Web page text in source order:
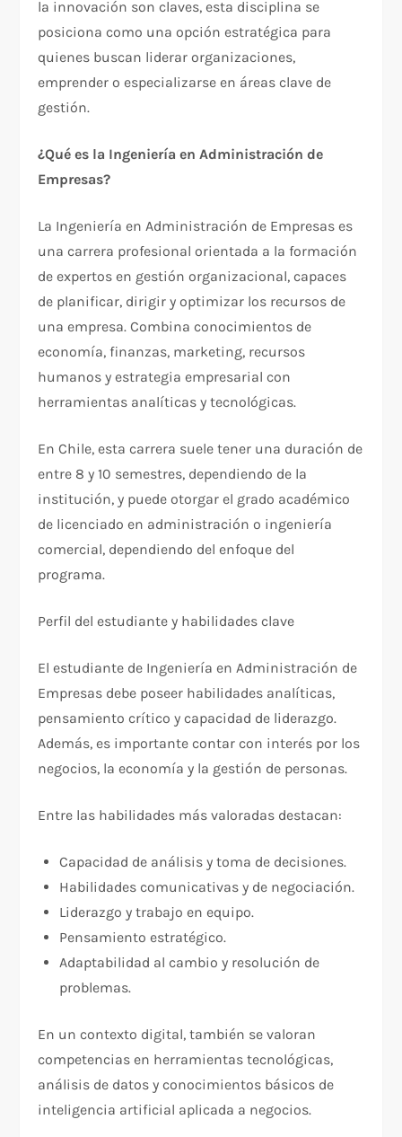
la innovación son claves, esta disciplina se
posiciona como una opción estratégica para
quienes buscan liderar organizaciones,
emprender o especializarse en áreas clave de
gestión.
¿Qué es la Ingeniería en Administración de
Empresas?
La Ingeniería en Administración de Empresas es
una carrera profesional orientada a la formación
de expertos en gestión organizacional, capaces
de planificar, dirigir y optimizar los recursos de
una empresa. Combina conocimientos de
economía, finanzas, marketing, recursos
humanos y estrategia empresarial con
herramientas analíticas y tecnológicas.
En Chile, esta carrera suele tener una duración de
entre 8 y 10 semestres, dependiendo de la
institución, y puede otorgar el grado académico
de licenciado en administración o ingeniería
comercial, dependiendo del enfoque del
programa.
Perfil del estudiante y habilidades clave
El estudiante de Ingeniería en Administración de
Empresas debe poseer habilidades analíticas,
pensamiento crítico y capacidad de liderazgo.
Además, es importante contar con interés por los
negocios, la economía y la gestión de personas.
Entre las habilidades más valoradas destacan:
Capacidad de análisis y toma de decisiones.
Habilidades comunicativas y de negociación.
Liderazgo y trabajo en equipo.
Pensamiento estratégico.
Adaptabilidad al cambio y resolución de
problemas.
En un contexto digital, también se valoran
competencias en herramientas tecnológicas,
análisis de datos y conocimientos básicos de
inteligencia artificial aplicada a negocios.